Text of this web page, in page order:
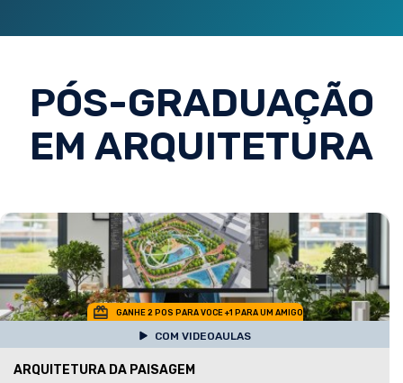
PÓS-GRADUAÇÃO
EM ARQUITETURA
GANHE 2 POS PARA VOCE +1 PARA UM AMIGO
COM VIDEOAULAS
ARQUITETURA DA PAISAGEM